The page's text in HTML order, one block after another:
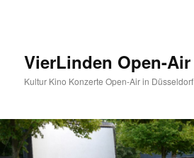
VierLinden Open-Air
Kultur Kino Konzerte Open-Air in Düsseldorf